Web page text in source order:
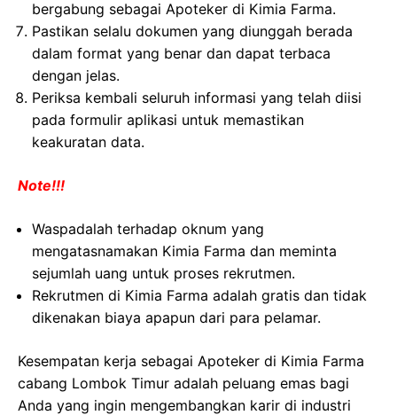
bergabung sebagai Apoteker di Kimia Farma.
Pastikan selalu dokumen yang diunggah berada
dalam format yang benar dan dapat terbaca
dengan jelas.
Periksa kembali seluruh informasi yang telah diisi
pada formulir aplikasi untuk memastikan
keakuratan data.
Note!!!
Waspadalah terhadap oknum yang
mengatasnamakan Kimia Farma dan meminta
sejumlah uang untuk proses rekrutmen.
Rekrutmen di Kimia Farma adalah gratis dan tidak
dikenakan biaya apapun dari para pelamar.
Kesempatan kerja sebagai Apoteker di Kimia Farma
cabang Lombok Timur adalah peluang emas bagi
Anda yang ingin mengembangkan karir di industri